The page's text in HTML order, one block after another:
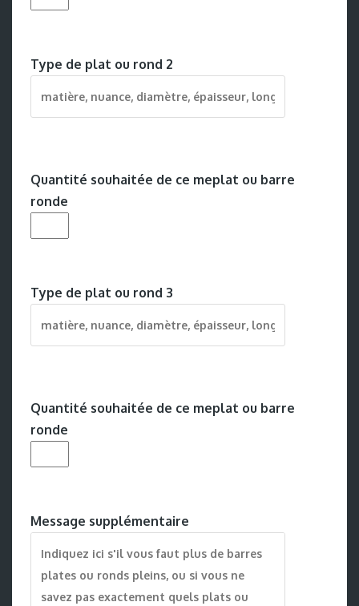
Type de plat ou rond 2
Quantité souhaitée de ce meplat ou barre
ronde
Type de plat ou rond 3
Quantité souhaitée de ce meplat ou barre
ronde
Message supplémentaire